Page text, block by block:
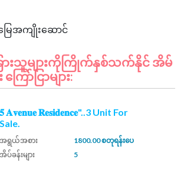
းသူများကိုကြိုက်နှစ်သက်နိုင် အိမ်
ြော်ငြာများ:
𝟓 𝐀𝐯𝐞𝐧𝐮𝐞 𝐑𝐞𝐬𝐢𝐝𝐞𝐧𝐜𝐞"..3 Unit For
Sale.
အရွယ်အစား
1800.00 စတုရန်းပေ
အိပ်ခန်းများ
5